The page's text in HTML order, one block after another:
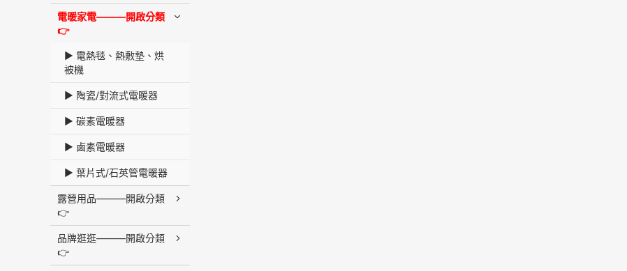
電暖家電———開啟分類
👉
▶︎ 電熱毯、熱敷墊、烘
被機
▶︎ 陶瓷/對流式電暖器
▶︎ 碳素電暖器
▶︎ 鹵素電暖器
▶︎ 葉片式/石英管電暖器
露營用品———開啟分類
👉
品牌逛逛———開啟分類
👉